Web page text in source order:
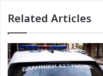
Αναστάση
Καραγιάννη
Related Articles